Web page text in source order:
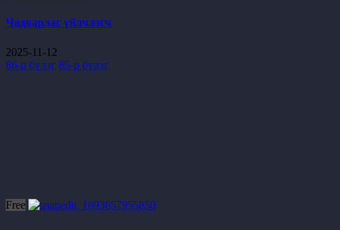
Чадварлаг үйлчлэгч
2025-11-12
86-р бүлэг 85-р бүлэг
Free